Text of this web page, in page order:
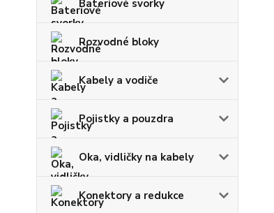
Bateriové svorky
Rozvodné bloky
Kabely a vodiče
Pojistky a pouzdra
Oka, vidličky na kabely
Konektory a redukce